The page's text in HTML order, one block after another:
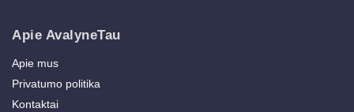
Apie AvalyneTau
Apie mus
Privatumo politika
Kontaktai